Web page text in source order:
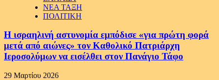
ΝΕΑ ΤΑΞΗ
ΠΟΛΙΤΙΚΗ
Η ισραηλινή αστυνομία εμπόδισε «για πρώτη φορά
μετά από αιώνες» τον Καθολικό Πατριάρχη
Ιεροσολύμων να εισέλθει στον Πανάγιο Τάφο
29 Μαρτίου 2026